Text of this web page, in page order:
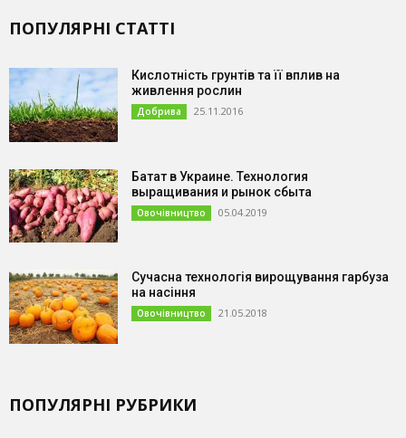
ПОПУЛЯРНІ СТАТТІ
Кислотність грунтів та її вплив на
живлення рослин
Добрива 25.11.2016
Батат в Украине. Технология
выращивания и рынок сбыта
Овочівництво 05.04.2019
Сучасна технологія вирощування гарбуза
на насіння
Овочівництво 21.05.2018
ПОПУЛЯРНІ РУБРИКИ